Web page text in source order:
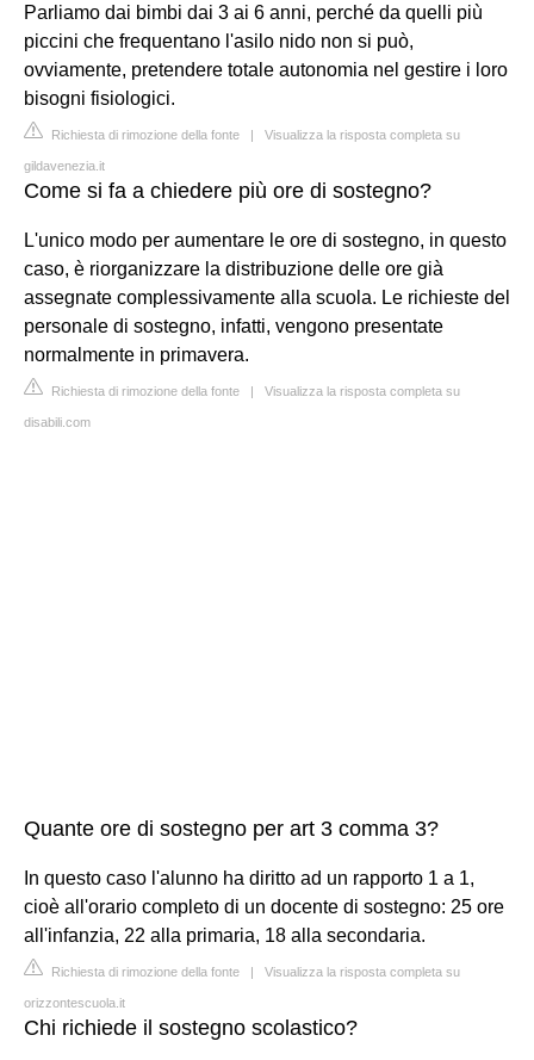
Parliamo dai bimbi dai 3 ai 6 anni, perché da quelli più
piccini che frequentano l'asilo nido non si può,
ovviamente, pretendere totale autonomia nel gestire i loro
bisogni fisiologici.
Richiesta di rimozione della fonte | Visualizza la risposta completa su
gildavenezia.it
Come si fa a chiedere più ore di sostegno?
L'unico modo per aumentare le ore di sostegno, in questo
caso, è riorganizzare la distribuzione delle ore già
assegnate complessivamente alla scuola. Le richieste del
personale di sostegno, infatti, vengono presentate
normalmente in primavera.
Richiesta di rimozione della fonte | Visualizza la risposta completa su
disabili.com
Quante ore di sostegno per art 3 comma 3?
In questo caso l'alunno ha diritto ad un rapporto 1 a 1,
cioè all'orario completo di un docente di sostegno: 25 ore
all'infanzia, 22 alla primaria, 18 alla secondaria.
Richiesta di rimozione della fonte | Visualizza la risposta completa su
orizzontescuola.it
Chi richiede il sostegno scolastico?